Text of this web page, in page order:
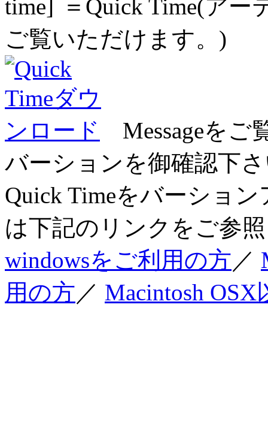
＝Quick Time(ア
ご覧いただけます。)
Messageをご
バーションを御確認下
Quick Timeをバーショ
は下記のリンクをご参
windowsをご利用の方／
用の方／ Macintosh